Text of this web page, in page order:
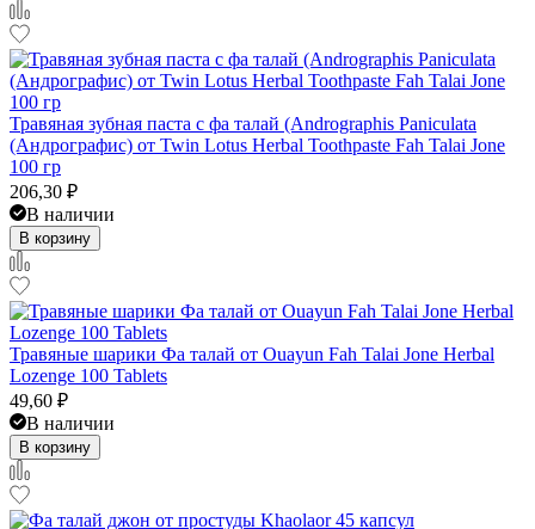
Травяная зубная паста с фа талай (Andrographis Paniculata
(Андрографис) от Twin Lotus Herbal Toothpaste Fah Talai Jone
100 гр
206,30 ₽
В наличии
В корзину
Травяные шарики Фа талай от Ouayun Fah Talai Jone Herbal
Lozenge 100 Tablets
49,60 ₽
В наличии
В корзину